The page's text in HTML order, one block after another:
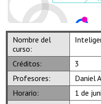
Nombre del
curso:
Créditos:
3
Profesores:
Daniel
Horario:
1 de